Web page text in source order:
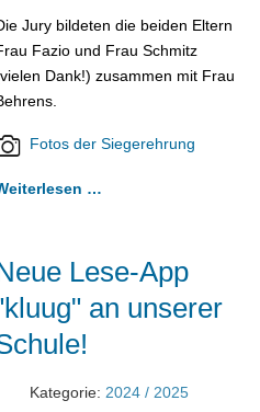
Jury bildeten die beiden Eltern
Fazio und Frau Schmitz
Dank!) zusammen mit Frau
Fotos der Siegerehrung
…
Lese-App
an unserer
Kategorie: 2024 / 2025